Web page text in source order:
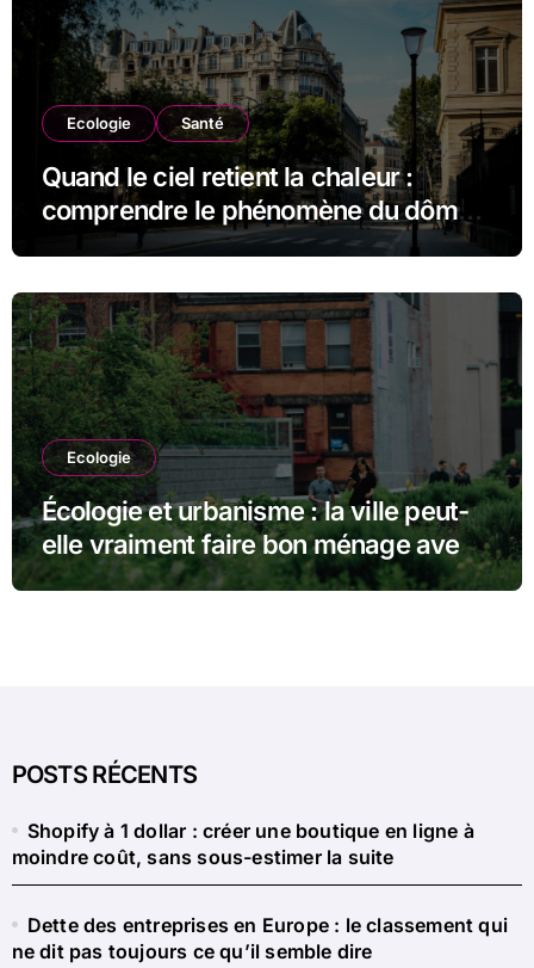
Ecologie Santé
Quand le ciel retient la chaleur :
comprendre le phénomène du dôme
thermique et ses conséquences
Ecologie
Écologie et urbanisme : la ville peut-
elle vraiment faire bon ménage avec
la nature ?
POSTS RÉCENTS
Shopify à 1 dollar : créer une boutique en ligne à
moindre coût, sans sous-estimer la suite
Dette des entreprises en Europe : le classement qui
ne dit pas toujours ce qu’il semble dire